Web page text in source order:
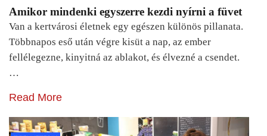
Amikor mindenki egyszerre kezdi nyírni a füvet
Van a kertvárosi életnek egy egészen különös pillanata.
Többnapos eső után végre kisüt a nap, az ember
fellélegezne, kinyitná az ablakot, és élvezné a csendet.
…
Read More